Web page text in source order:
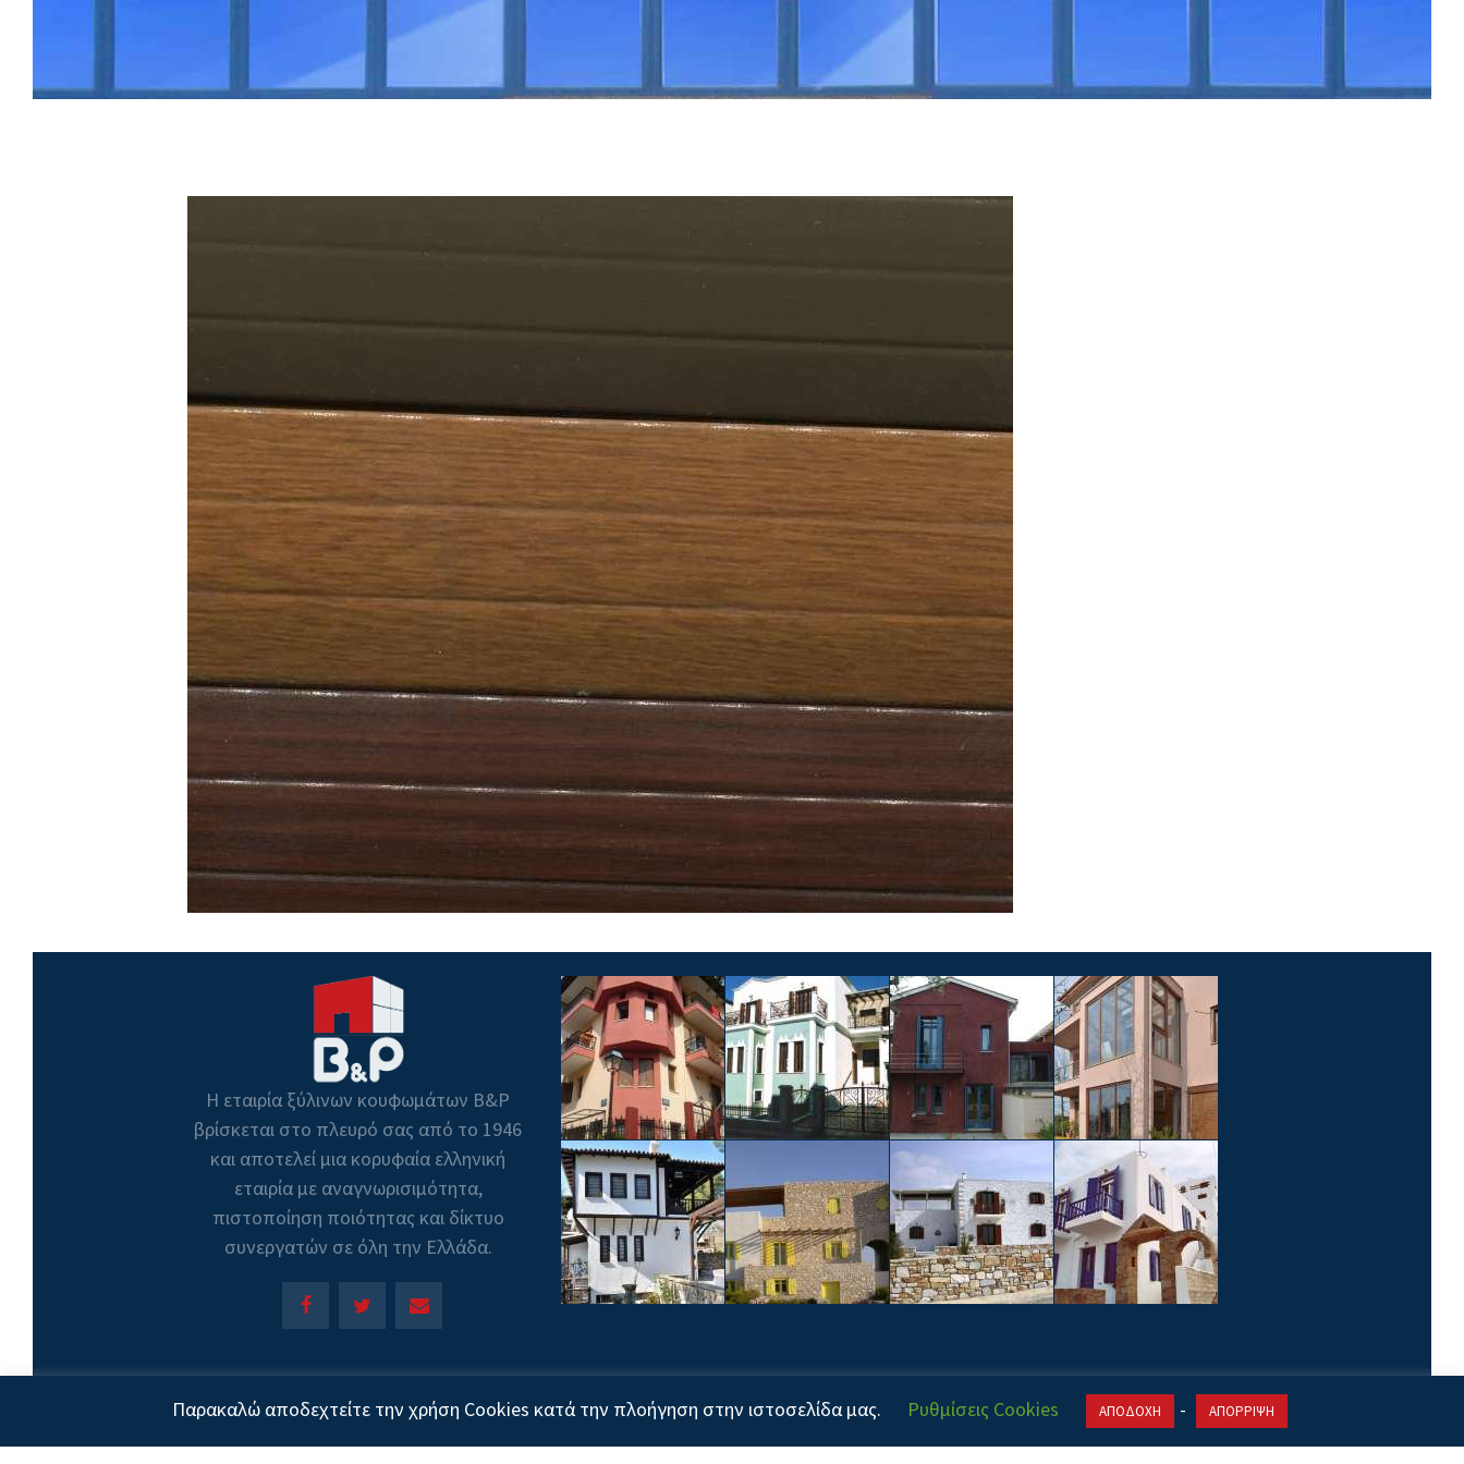
ΠΙΣΤΟΠΟΙΉΣΕΙΣ
Η εταιρία ξύλινων κουφωμάτων Β&P
βρίσκεται στο πλευρό σας από το 1946
και αποτελεί μια κορυφαία ελληνική
εταιρία με αναγνωρισιμότητα,
πιστοποίηση ποιότητας και δίκτυο
συνεργατών σε όλη την Ελλάδα.
Copyright © 2020! All Rights Reserved. Powered by
Παρακαλώ αποδεχτείτε την χρήση Cookies κατά την πλοήγηση στην ιστοσελίδα μας. Ρυθμίσεις Cookies ΑΠΟΔΟΧΗ - ΑΠΟΡΡΙΨΗ